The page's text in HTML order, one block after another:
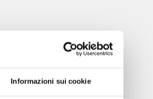
Informazioni sui cookie